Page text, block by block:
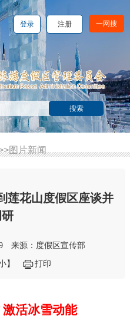
一网搜
注册
登录
图片新闻
莲花山度假区座谈并
来源：度假区宣传部
】 打印
活冰雪动能